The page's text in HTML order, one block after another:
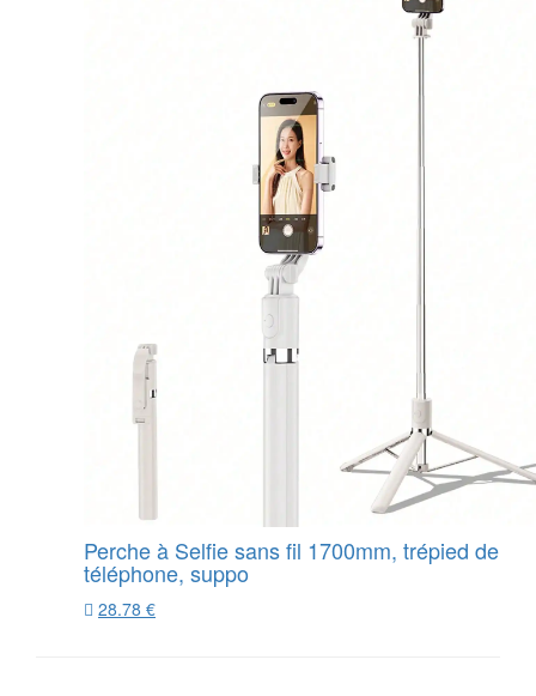
Perche à Selfie sans fil 1700mm, trépied de
téléphone, suppo
28.78 €